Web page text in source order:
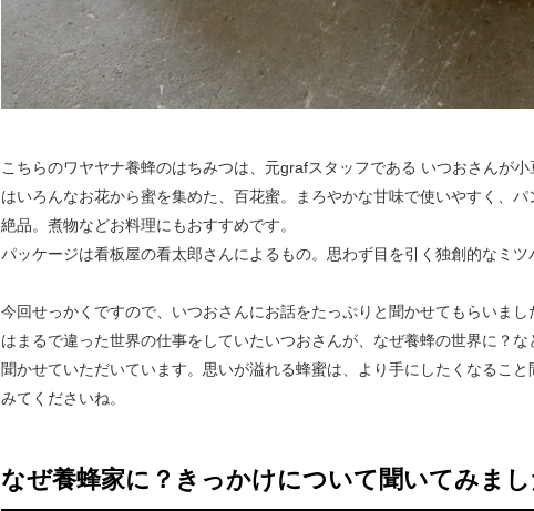
こちらのワヤヤナ養蜂のはちみつは、元grafスタッフである いつおさんが
はいろんなお花から蜜を集めた、百花蜜。まろやかな甘味で使いやすく、
絶品。煮物などお料理にもおすすめです。
パッケージは看板屋の看太郎さんによるもの。思わず目を引く独創的なミツ
今回せっかくですので、いつおさんにお話をたっぷりと聞かせてもらいまし
はまるで違った世界の仕事をしていたいつおさんが、なぜ養蜂の世界に？な
聞かせていただいています。思いが溢れる蜂蜜は、より手にしたくなるこ
みてくださいね。
なぜ養蜂家に？きっかけについて聞いてみまし